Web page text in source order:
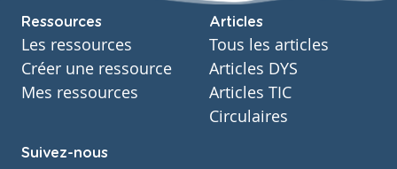
Ressources
Les ressources
Créer une ressource
Mes ressources
Articles
Tous les articles
Articles DYS
Articles TIC
Circulaires
Suivez-nous